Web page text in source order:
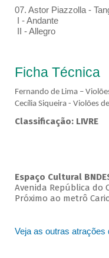
07. Astor Piazzolla -
I - Andante
II - Allegro
Ficha Técnica
Fernando de Lima –
Cecília Siqueira - Violões
Classificação: LIVRE
Espaço Cultural
Avenida República do
Próximo ao metrô
Veja as outras